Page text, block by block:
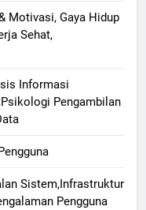
Motivasi, Gaya Hidup
Sehat,
Informasi
Pengambilan
Sistem,Infrastruktur
Pengguna